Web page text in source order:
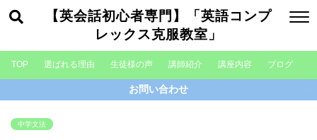
【英会話初心者専門】「英語コンプ
レックス克服教室」
TOP 選ばれる理由 生徒様の声 講師紹介 講座内容 ブログ
お問い合わせ
中学文法